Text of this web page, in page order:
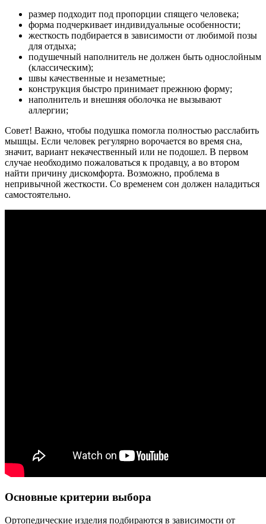
размер подходит под пропорции спящего человека;
форма подчеркивает индивидуальные особенности;
жесткость подбирается в зависимости от любимой позы
для отдыха;
подушечный наполнитель не должен быть однослойным
(классическим);
швы качественные и незаметные;
конструкция быстро принимает прежнюю форму;
наполнитель и внешняя оболочка не вызывают
аллергии;
Совет! Важно, чтобы подушка помогла полностью расслабить
мышцы. Если человек регулярно ворочается во время сна,
значит, вариант некачественный или не подошел. В первом
случае необходимо пожаловаться к продавцу, а во втором
найти причину дискомфорта. Возможно, проблема в
непривычной жесткости. Со временем сон должен наладиться
самостоятельно.
Основные критерии выбора
Ортопедические изделия подбираются в зависимости от